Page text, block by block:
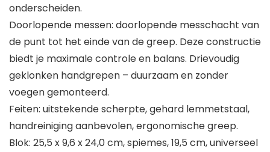
onderscheiden.
Doorlopende messen: doorlopende messchacht van
de punt tot het einde van de greep. Deze constructie
biedt je maximale controle en balans. Drievoudig
geklonken handgrepen – duurzaam en zonder
voegen gemonteerd.
Feiten: uitstekende scherpte, gehard lemmetstaal,
handreiniging aanbevolen, ergonomische greep.
Blok: 25,5 x 9,6 x 24,0 cm, spiemes, 19,5 cm, universeel